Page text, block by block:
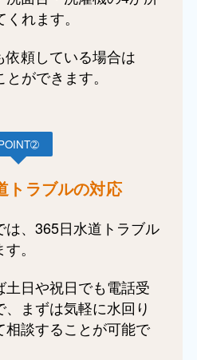
れます。
依頼している場合は
ができます。
トラブルの対応
は、365日水道トラブル
。
日や祝日でも電話受
まずは気軽に水回り
談することが可能で